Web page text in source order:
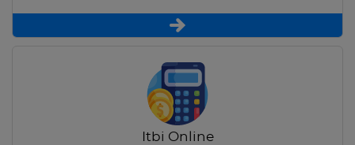
Itbi Online